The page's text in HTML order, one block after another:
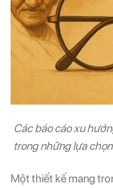
Các báo cáo xu
trong những lựa
Một thiết kế mang